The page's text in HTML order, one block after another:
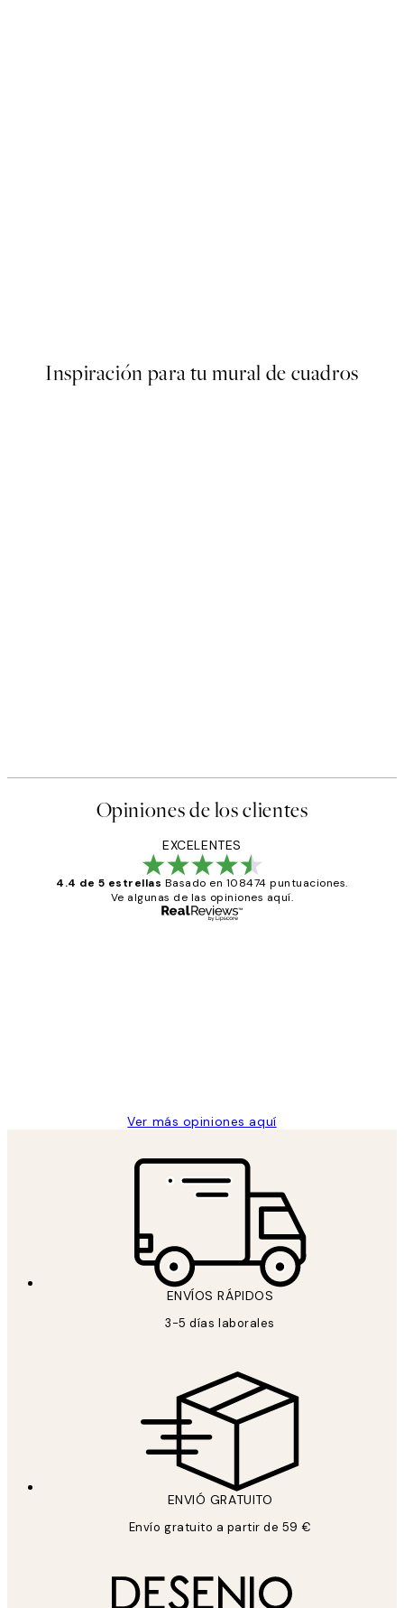
Inspiración para tu mural de cuadros
Opiniones de los clientes
EXCELENTES
4.4 de 5 estrellas Basado en 108474 puntuaciones.
Ve algunas de las opiniones aquí.
Ver más opiniones aquí
ENVÍOS RÁPIDOS
3-5 días laborales
ENVIÓ GRATUITO
Envío gratuito a partir de 59 €